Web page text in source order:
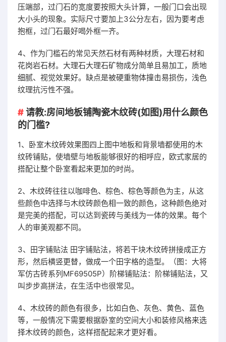
压端部，过门石的宽度要按照大头计算，一般门口会出现
大小头的现象。实际尺寸要加上3公分左右，因为要考虑
抱框，过门石最好喝外框一齐。
4、作为门槛石的常见天然石材有两种材质，大理石材和
花岗岩石材。大理石大理石矿物成分简单且易加工，质地
细腻、视觉效果好。缺点是被硬重物体撞击易损伤，浅色
纹理抗污性不强。
请教:房间地板铺陶瓷木纹砖(如图)用什么颜色
的门槛?
1、卧室木纹砖效果图四上图中地板和背景墙都使用的木
纹砖铺贴，使墙壁与地板能够很好的相呼应，欧式家居的
搭配让整个卧室看起来更加的时尚。
2、木纹砖往往以咖啡色、棕色、棕色等颜色为主，从这
些颜色中选择与木纹砖颜色相一致的颜色，这种颜色绝对
是完美的搭配，可以达到瓷砖与美线为一体的效果。每个
人的审美观都不同。
3、田字铺贴法 田字铺贴法，将若干块木纹砖拼接成正方
形，然后横竖更替，做成一个田字格的造型。（图：大将
军仿古砖系列MF69505P）阶梯铺贴法：阶梯铺贴法，又
叫步步高拼法，在生活中也很常见。
4、木纹砖的颜色有很多，比如白色、灰色、黄色、蓝色
等，一般情况下需要根据卧室的空间大小和装修风格来选
择木纹砖的颜色，这样搭配起来才更好看。